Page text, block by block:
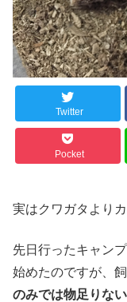
Twitter
Pocket
実はクワガタより
先日行ったキャン
始めたのですが、
のみでは物足りない